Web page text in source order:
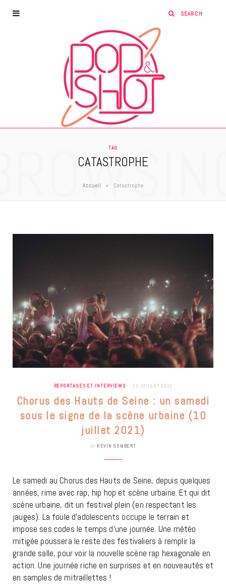
TAG
CATASTROPHE
Accueil » Catastrophe
REPORTAGES ET INTERVIEWS 13 JUILLET 2021
Chorus des Hauts de Seine : un samedi
sous le signe de la scène urbaine (10
juillet 2021)
by KEVIN GOMBERT
Le samedi au Chorus des Hauts de Seine, depuis quelques
années, rime avec rap, hip hop et scène urbaine. Et qui dit
scène urbaine, dit un festival plein (en respectant les
jauges). La foule d’adolescents occupe le terrain et
impose ses codes le temps d’une journée. Une météo
mitigée poussera le reste des festivaliers à remplir la
grande salle, pour voir la nouvelle scène rap hexagonale en
action. Une journée riche en surprises et en nouveautés et
en samples de mitraillettes !